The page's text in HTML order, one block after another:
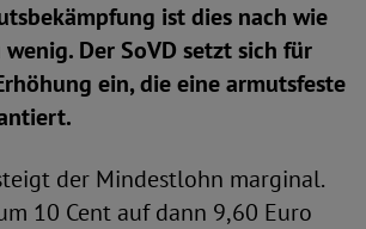
ist dies nach wie
Der SoVD setzt sich für
ein, die eine armutsfeste
der Mindestlohn marginal.
10 Cent auf dann 9,60 Euro